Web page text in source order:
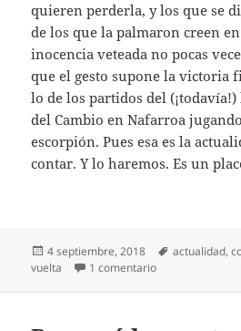
quieren perderla, y los que se
de los que la palmaron creen
inocencia veteada no pocas
que el gesto supone la victoria
lo de los partidos del
del Cambio en Nafarroa
escorpión. Pues esa es la
contar. Y lo haremos. Es un
Publicado
el
4 septiembre, 2018 Etiquetas
actualidad,
vuelta
1 comentarioen De vuelta